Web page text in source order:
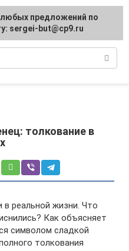
сны
толкование в
реальной жизни. Что
Как объясняет
символом сладкой
толкования
предложений по
sergei-but@cp9.ru